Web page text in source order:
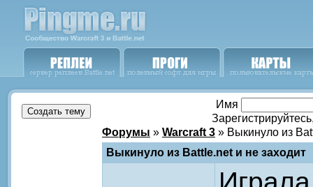
Имя
Форумы » Warcraft 3 » Выкинуло из
Выкинуло из Battle.net и не заходит